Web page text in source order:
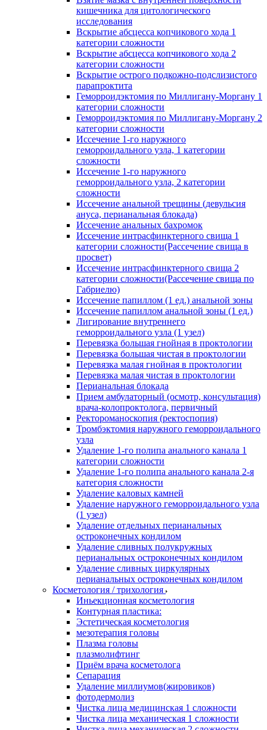
кишечника для цитологического
исследования
Вскрытие абсцесса копчикового хода 1
категории сложности
Вскрытие абсцесса копчикового хода 2
категории сложности
Вскрытие острого подкожно-подслизистого
парапроктита
Геморроидэктомия по Миллигану-Моргану 1
категории сложности
Геморроидэктомия по Миллигану-Моргану 2
категории сложности
Иссечение 1-го наружного
геморроидального узла, 1 категории
сложности
Иссечение 1-го наружного
геморроидального узла, 2 категории
сложности
Иссечение анальной трещины (девульсия
ануса, перианальная блокада)
Иссечение анальных бахромок
Иссечение интрасфинктерного свища 1
категории сложности(Рассечение свища в
просвет)
Иссечение интрасфинктерного свища 2
категории сложности(Рассечение свища по
Габриелю)
Иссечение папиллом (1 ед.) анальной зоны
Иссечение папиллом анальной зоны (1 ед.)
Лигирование внутреннего
геморроидального узла (1 узел)
Перевязка большая гнойная в проктологии
Перевязка большая чистая в проктологии
Перевязка малая гнойная в проктологии
Перевязка малая чистая в проктологии
Перианальная блокада
Прием амбулаторный (осмотр, консультация)
врача-колопроктолога, первичный
Ректороманоскопия (ректоспопия)
Тромбэктомия наружного геморроидального
узла
Удаление 1-го полипа анального канала 1
категории сложности
Удаление 1-го полипа анального канала 2-я
категория сложности
Удаление каловых камней
Удаление наружного геморроидального узла
(1 узел)
Удаление отдельных перианальных
остроконечных кондилом
Удаление сливных полукружных
перианальных остроконечных кондилом
Удаление сливных циркулярных
перианальных остроконечных кондилом
Косметология / трихология
Иньекционная косметология
Контурная пластика:
Эстетическая косметология
мезотерапия головы
Плазма головы
плазмолифтинг
Приём врача косметолога
Сепарация
Удаление миллиумов(жировиков)
фотодермолиз
Чистка лица медицинская 1 сложности
Чистка лица механическая 1 сложности